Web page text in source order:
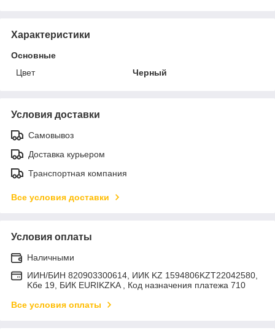
Характеристики
Основные
Цвет
Черный
Условия доставки
Самовывоз
Доставка курьером
Транспортная компания
Все условия доставки
Условия оплаты
Наличными
ИИН/БИН 820903300614, ИИК KZ 1594806KZT22042580,
Kбе 19, БИК EURIKZKA , Код назначения платежа 710
Все условия оплаты